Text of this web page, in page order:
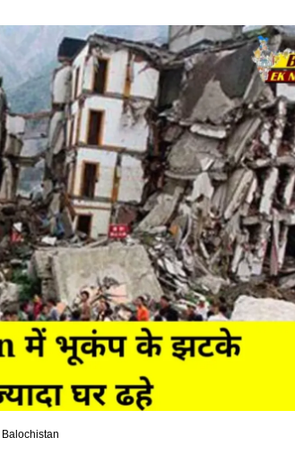
Balochistan